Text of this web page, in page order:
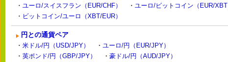
・ ユーロ/スイスフラン（EUR/CHF） ・ ユーロ/ビットコイン（EUR/XBT
・ ビットコイン/ユーロ（XBT/EUR）
円との通貨ペア
・ 米ドル/円（USD/JPY） ・ ユーロ/円（EUR/JPY）
・ 英ポンド/円（GBP/JPY） ・ 豪ドル/円（AUD/JPY）